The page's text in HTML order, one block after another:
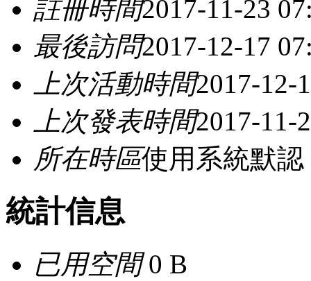
註冊時間2017-11-23
最後訪問2017-12-17
上次活動時間2017-12-
上次發表時間2017-11-
所在時區使用系統默認
統計信息
已用空間0 B